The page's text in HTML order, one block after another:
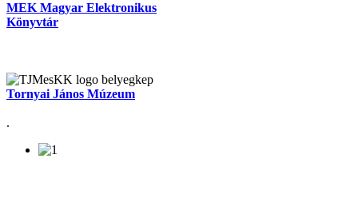
MEK Magyar Elektronikus
Könyvtár
Tornyai János Múzeum
.